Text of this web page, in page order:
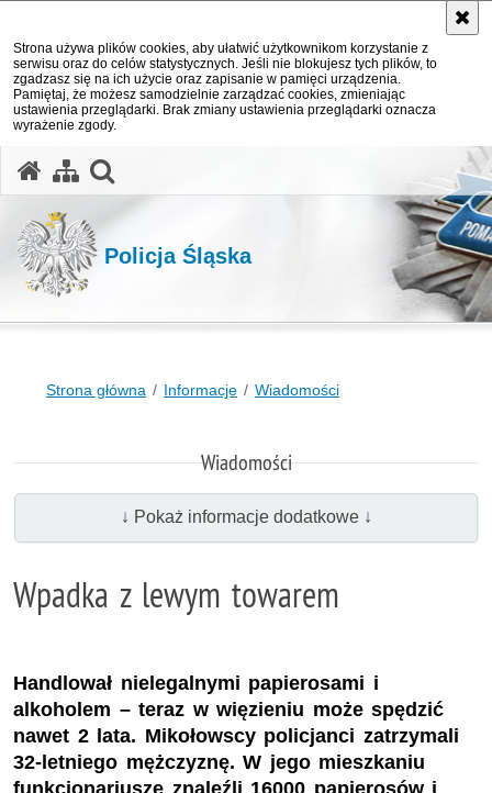
Strona używa plików cookies, aby ułatwić użytkownikom korzystanie z
serwisu oraz do celów statystycznych. Jeśli nie blokujesz tych plików, to
zgadzasz się na ich użycie oraz zapisanie w pamięci urządzenia.
Pamiętaj, że możesz samodzielnie zarządzać cookies, zmieniając
ustawienia przeglądarki. Brak zmiany ustawienia przeglądarki oznacza
wyrażenie zgody.
Policja Śląska
Strona główna Informacje Wiadomości
Wiadomości
↓ Pokaż informacje dodatkowe ↓
Wpadka z lewym towarem
Handlował nielegalnymi papierosami i
alkoholem – teraz w więzieniu może spędzić
nawet 2 lata. Mikołowscy policjanci zatrzymali
32-letniego mężczyznę. W jego mieszkaniu
funkcjonariusze znaleźli 16000 papierosów i